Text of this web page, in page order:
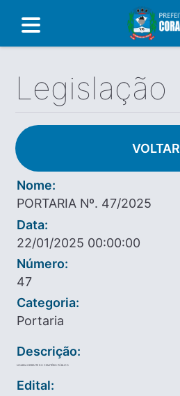
Legislação
VOLTAR
Nome:
PORTARIA Nº. 47/2025
Data:
22/01/2025 00:00:00
Número:
47
Categoria:
Portaria
Descrição:
NOMEIA GERENTE DO CEMITÉRIO PÚBLICO
Edital: